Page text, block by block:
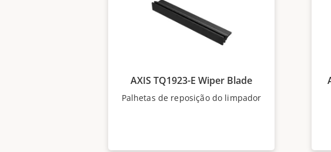
AXIS TQ1923-E Wiper Blade
Palhetas de reposição do limpador